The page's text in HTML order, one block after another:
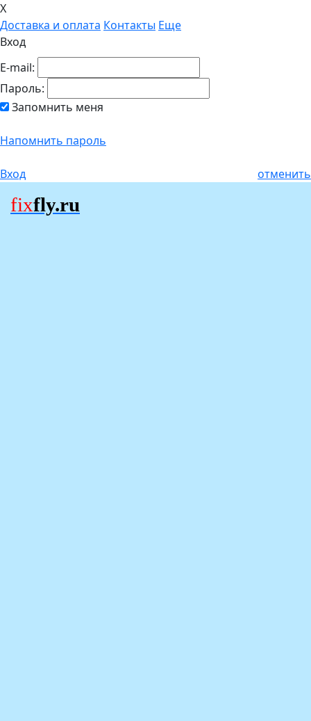
X
Доставка и оплата Контакты Еще
Вход
E-mail:
Пароль:
Запомнить меня
Напомнить пароль
Вход отменить
fixfly.ru